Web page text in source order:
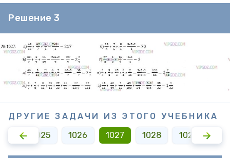
Решение 3
ДРУГИЕ ЗАДАЧИ ИЗ ЭТОГО УЧЕБНИКА
1025 1026 1027 1028 1029